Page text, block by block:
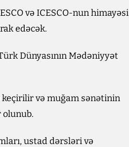
və ICESCO-nun himayəsi
edəcək.
Dünyasının Mədəniyyət
və muğam sənətinin
olunub.
ustad dərsləri və